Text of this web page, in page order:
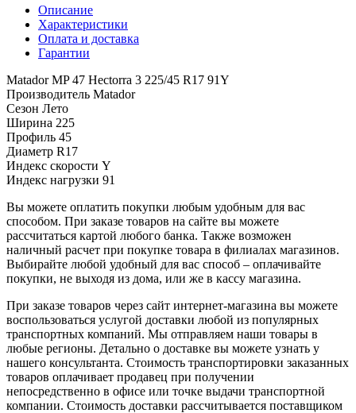
Описание
Характеристики
Оплата и доставка
Гарантии
Matador MP 47 Hectorra 3 225/45 R17 91Y
Производитель Matador
Сезон Лето
Ширина 225
Профиль 45
Диаметр R17
Индекс скорости Y
Индекс нагрузки 91
Вы можете оплатить покупки любым удобным для вас
способом. При заказе товаров на сайте вы можете
рассчитаться картой любого банка. Также возможен
наличный расчет при покупке товара в филиалах магазинов.
Выбирайте любой удобный для вас способ – оплачивайте
покупки, не выходя из дома, или же в кассу магазина.
При заказе товаров через сайт интернет-магазина вы можете
воспользоваться услугой доставки любой из популярных
транспортных компаний. Мы отправляем наши товары в
любые регионы. Детально о доставке вы можете узнать у
нашего консультанта. Стоимость транспортировки заказанных
товаров оплачивает продавец при получении
непосредственно в офисе или точке выдачи транспортной
компании. Стоимость доставки рассчитывается поставщиком